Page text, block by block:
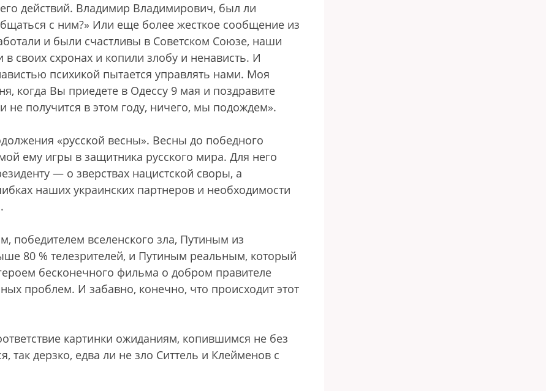
действий. Владимир Владимирович, был ли
с ним?» Или еще более жесткое сообщение из
и были счастливы в Советском Союзе, наши
своих схронах и копили злобу и ненависть. И
психикой пытается управлять нами. Моя
когда Вы приедете в Одессу 9 мая и поздравите
получится в этом году, ничего, мы подождем».
«русской весны». Весны до победного
ему игры в защитника русского мира. Для него
— о зверствах нацистской своры, а
наших украинских партнеров и необходимости
вселенского зла, Путиным из
80 % телезрителей, и Путиным реальным, который
бесконечного фильма о добром правителе
проблем. И забавно, конечно, что происходит этот
картинки ожиданиям, копившимся не без
так дерзко, едва ли не зло Ситтель и Клейменов с